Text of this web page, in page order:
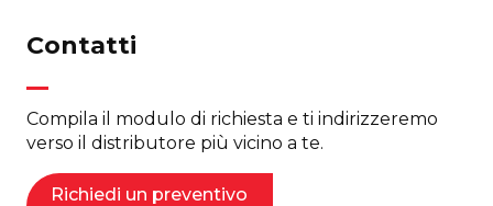
Contatti
Compila il modulo di richiesta e ti indirizzeremo
verso il distributore più vicino a te.
Richiedi un preventivo